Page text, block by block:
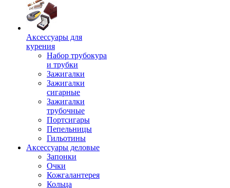
Аксессуары для
курения
Набор трубокура
и трубки
Зажигалки
Зажигалки
сигарные
Зажигалки
трубочные
Портсигары
Пепельницы
Гильотины
Аксессуары деловые
Запонки
Очки
Кожгалантерея
Кольца